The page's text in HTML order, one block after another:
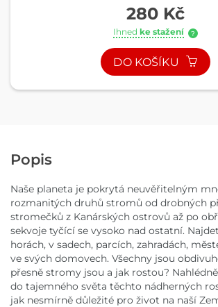
280 Kč
Ihned ke stažení ?
DO KOŠÍKU
Popis
Naše planeta je pokrytá neuvěřitelným
rozmanitých druhů stromů od drobných
stromečků z Kanárských ostrovů až po
sekvoje tyčící se vysoko nad ostatní.
horách, v sadech, parcích, zahradách,
ve svých domovech. Všechny jsou
přesně stromy jsou a jak rostou?
do tajemného světa těchto nádherných
jak nesmírně důležité pro život na naší